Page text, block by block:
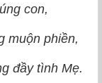
con,
muộn phiền,
đầy tình Mẹ.